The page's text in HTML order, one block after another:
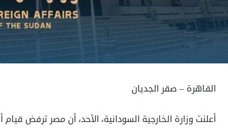
القاهرة – صقر الجديان
أعلنت وزارة الخارجية السودانية، الأحد، أن مصر ترفض